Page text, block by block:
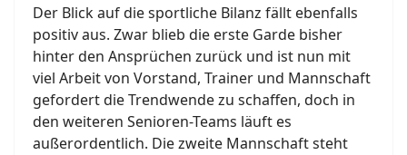
Der Blick auf die sportliche Bilanz fällt ebenfalls
positiv aus. Zwar blieb die erste Garde bisher
hinter den Ansprüchen zurück und ist nun mit
viel Arbeit von Vorstand, Trainer und Mannschaft
gefordert die Trendwende zu schaffen, doch in
den weiteren Senioren-Teams läuft es
außerordentlich. Die zweite Mannschaft steht